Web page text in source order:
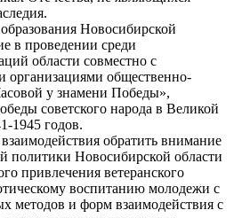
Новосибирской
в проведении среди
области совместно с
организациями общественно-
у знамени Победы»,
советского народа в Великой
1945 годов.
обратить внимание
политики Новосибирской области
привлечения ветеранского
воспитанию молодежи с
методов и форм взаимодействия с